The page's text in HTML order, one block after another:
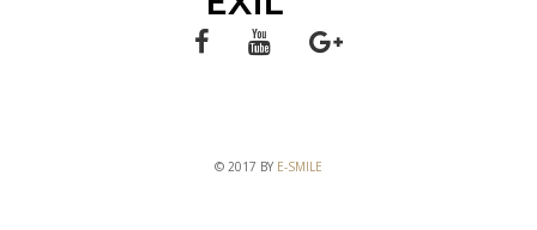
© 2017 BY E-SMILE